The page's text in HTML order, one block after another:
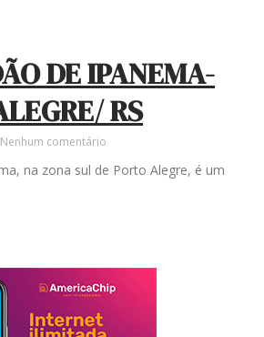
DE IPANEMA-
RS
Nenhum comentário
na zona sul de Porto Alegre, é um